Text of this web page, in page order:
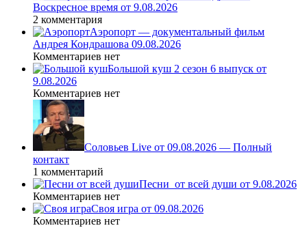
Воскресное время от 9.08.2026
2 комментария
Аэропорт — документальный фильм
Андрея Кондрашова 09.08.2026
Комментариев нет
Большой куш 2 сезон 6 выпуск от
9.08.2026
Комментариев нет
Соловьев Live от 09.08.2026 — Полный
контакт
1 комментарий
Песни_от всей души от 9.08.2026
Комментариев нет
Своя игра от 09.08.2026
Комментариев нет